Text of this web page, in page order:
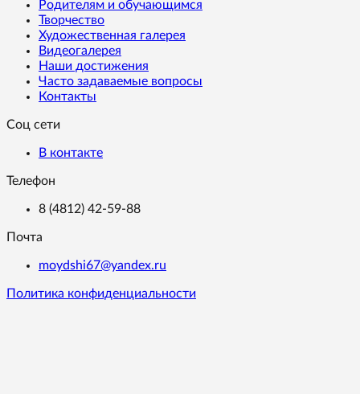
Родителям и обучающимся
Творчество
Художественная галерея
Видеогалерея
Наши достижения
Часто задаваемые вопросы
Контакты
Соц сети
В контакте
Телефон
8 (4812) 42-59-88
Почта
moydshi67@yandex.ru
Политика конфиденциальности